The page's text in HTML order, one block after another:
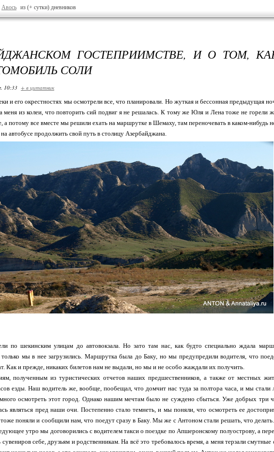
Авось из (+ сутки) дневников
ГОСТЕПРИИМСТВЕ, И О ТОМ,
СОЛИ
10:33 + в цитатник
и его окрестностях мы осмотрели все, что планировали. Но жуткая и бессонная предыдущая
меня из колеи, что повторить сий подвиг я не решалась. К тому же Юля и Лена тоже не горели
а потому все вместе мы решили ехать на маршрутке в Шемаху, там переночевать в каком-нибудь
автобусе продолжить свой путь в столицу Азербайджана.
по шекинским улицам до автовокзала. Но зато там нас, как будто специально ждала
только мы в нее загрузились. Маршрутка была до Баку, но мы предупредили водителя, что
Как и прежде, никаких билетов нам не выдали, но мы и не особо жаждали их получить.
полученным из туристических отчетов наших предшественников, а также от местных
езды. Наш водитель же, вообще, пообещал, что домчит нас туда за полтора часа, и мы стали
осмотреть этот город. Однако нашим мечтам было не суждено сбыться. Уже добрых три
являться пред наши очи. Постепенно стало темнеть, и мы поняли, что осмотреть ее
поняли и сообщили нам, что поедут сразу в Баку. Мы же с Антоном стали решать, что
утро мы договорились с водителем такси о поездке по Апшеронскому полуострову, а
сувениров себе, друзьям и родственникам. На всё это требовалось время, а меня терзали